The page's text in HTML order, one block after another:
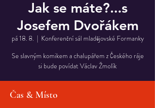
Jak se máte?...s
Josefem Dvořákem
pá 18. 8.
  |
Konferenční sál mladějovské Formanky
Se slavným komikem a chalupářem z Českého ráje
si bude povídat Václav Žmolík
Čas & Místo